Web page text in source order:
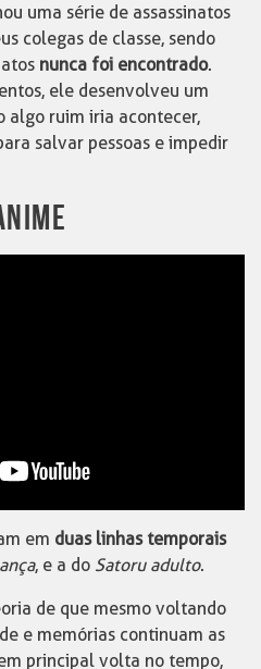
uma série de assassinatos
colegas de classe, sendo
nunca foi encontrado.
ele desenvolveu um
algo ruim iria acontecer,
salvar pessoas e impedir
em duas linhas temporais
, e a do Satoru adulto.
de que mesmo voltando
e memórias continuam as
principal volta no tempo,